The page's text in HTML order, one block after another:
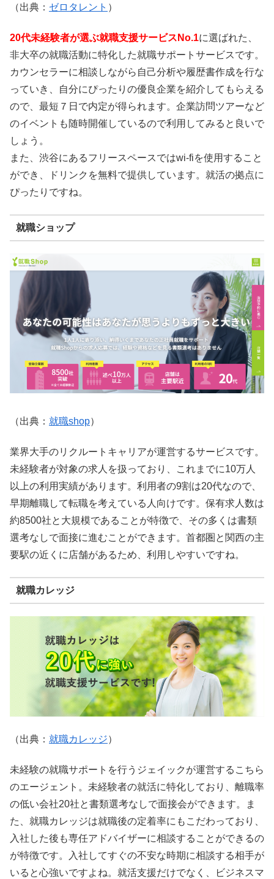
（出典： ゼロタレント ）
20代未経験者が選ぶ就職支援サービスNo.1に選ばれた、
非大卒の就職活動に特化した就職サポートサービスです。
カウンセラーに相談しながら自己分析や履歴書作成を行な
っていき、自分にぴったりの優良企業を紹介してもらえる
ので、最短７日で内定が得られます。企業訪問ツアーなど
のイベントも随時開催しているので利用してみると良いで
しょう。
また、渋谷にあるフリースペースではwi-fiを使用すること
ができ、ドリンクを無料で提供しています。就活の拠点に
ぴったりですね。
就職ショップ
（出典： 就職shop）
業界大手のリクルートキャリアが運営するサービスです。
未経験者が対象の求人を扱っており、これまでに10万人
以上の利用実績があります。利用者の9割は20代なので、
早期離職して転職を考えている人向けです。保有求人数は
約8500社と大規模であることが特徴で、その多くは書類
選考なしで面接に進むことができます。首都圏と関西の主
要駅の近くに店舗があるため、利用しやすいですね。
就職カレッジ
（出典： 就職カレッジ）
未経験の就職サポートを行うジェイックが運営するこちら
のエージェント。未経験者の就活に特化しており、離職率
の低い会社20社と書類選考なしで面接会ができます。ま
た、就職カレッジは就職後の定着率にもこだわっており、
入社した後も専任アドバイザーに相談することができるの
が特徴です。入社してすぐの不安な時期に相談する相手が
いると心強いですよね。就活支援だけでなく、ビジネスマ